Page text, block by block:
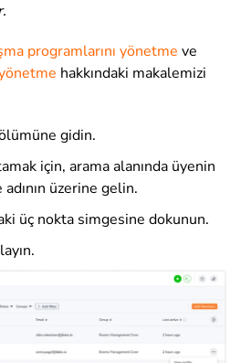
programlarını yönetme ve
hakkındaki makalemizi
gidin.
için, arama alanında üyenin
adının üzerine gelin.
üç nokta simgesine dokunun.
.